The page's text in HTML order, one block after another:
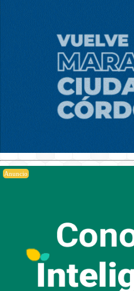
Anuncio